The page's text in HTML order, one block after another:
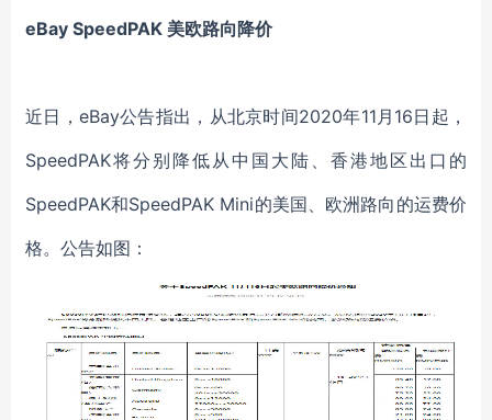
eBay SpeedPAK 美欧路向降价
近日，eBay公告指出，从北京时间2020年11月16日起，
SpeedPAK将分别降低从中国大陆、香港地区出口的
SpeedPAK和SpeedPAK Mini的美国、欧洲路向的运费价
格。公告如图：